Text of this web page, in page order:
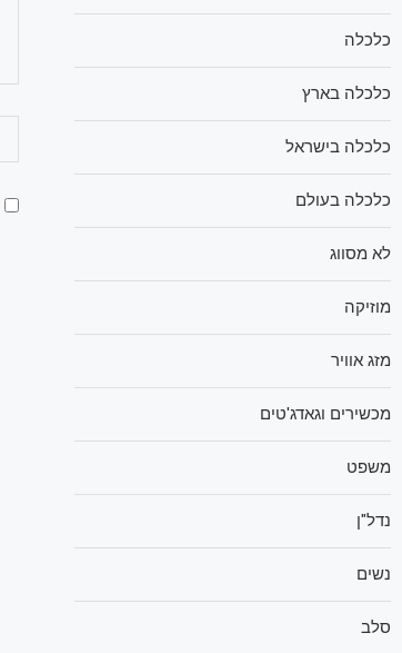
כלכלה
כלכלה בארץ
כלכלה בישראל
כלכלה בעולם
לא מסווג
מוזיקה
מזג אוויר
מכשירים וגאדג'טים
משפט
נדל"ן
נשים
סלב